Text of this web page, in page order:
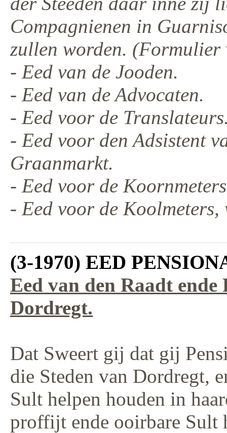
Compagnienen in
zullen worden. (Formulier
- Eed van de Jooden.
- Eed van de Advocaten.
- Eed voor de
- Eed voor den Adsistent
Graanmarkt.
- Eed voor de
- Eed voor de
(3-1970) EED
Eed van den Raadt ende
Dordregt.
Dat Sweert gij dat gij
die Steden van Dordregt,
Sult helpen houden in
proffijt ende ooirbare Sult